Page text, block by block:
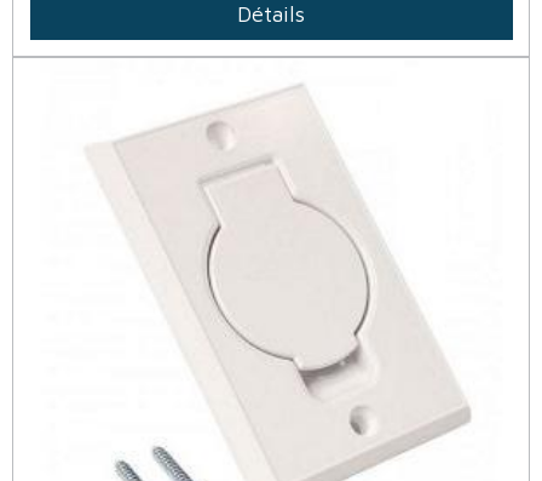
Détails